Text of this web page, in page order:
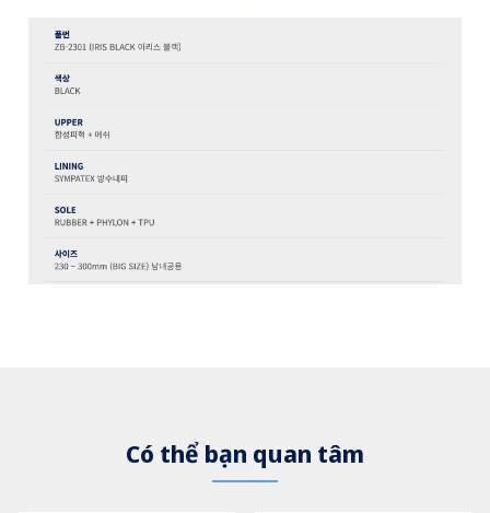
Có thể bạn quan tâm